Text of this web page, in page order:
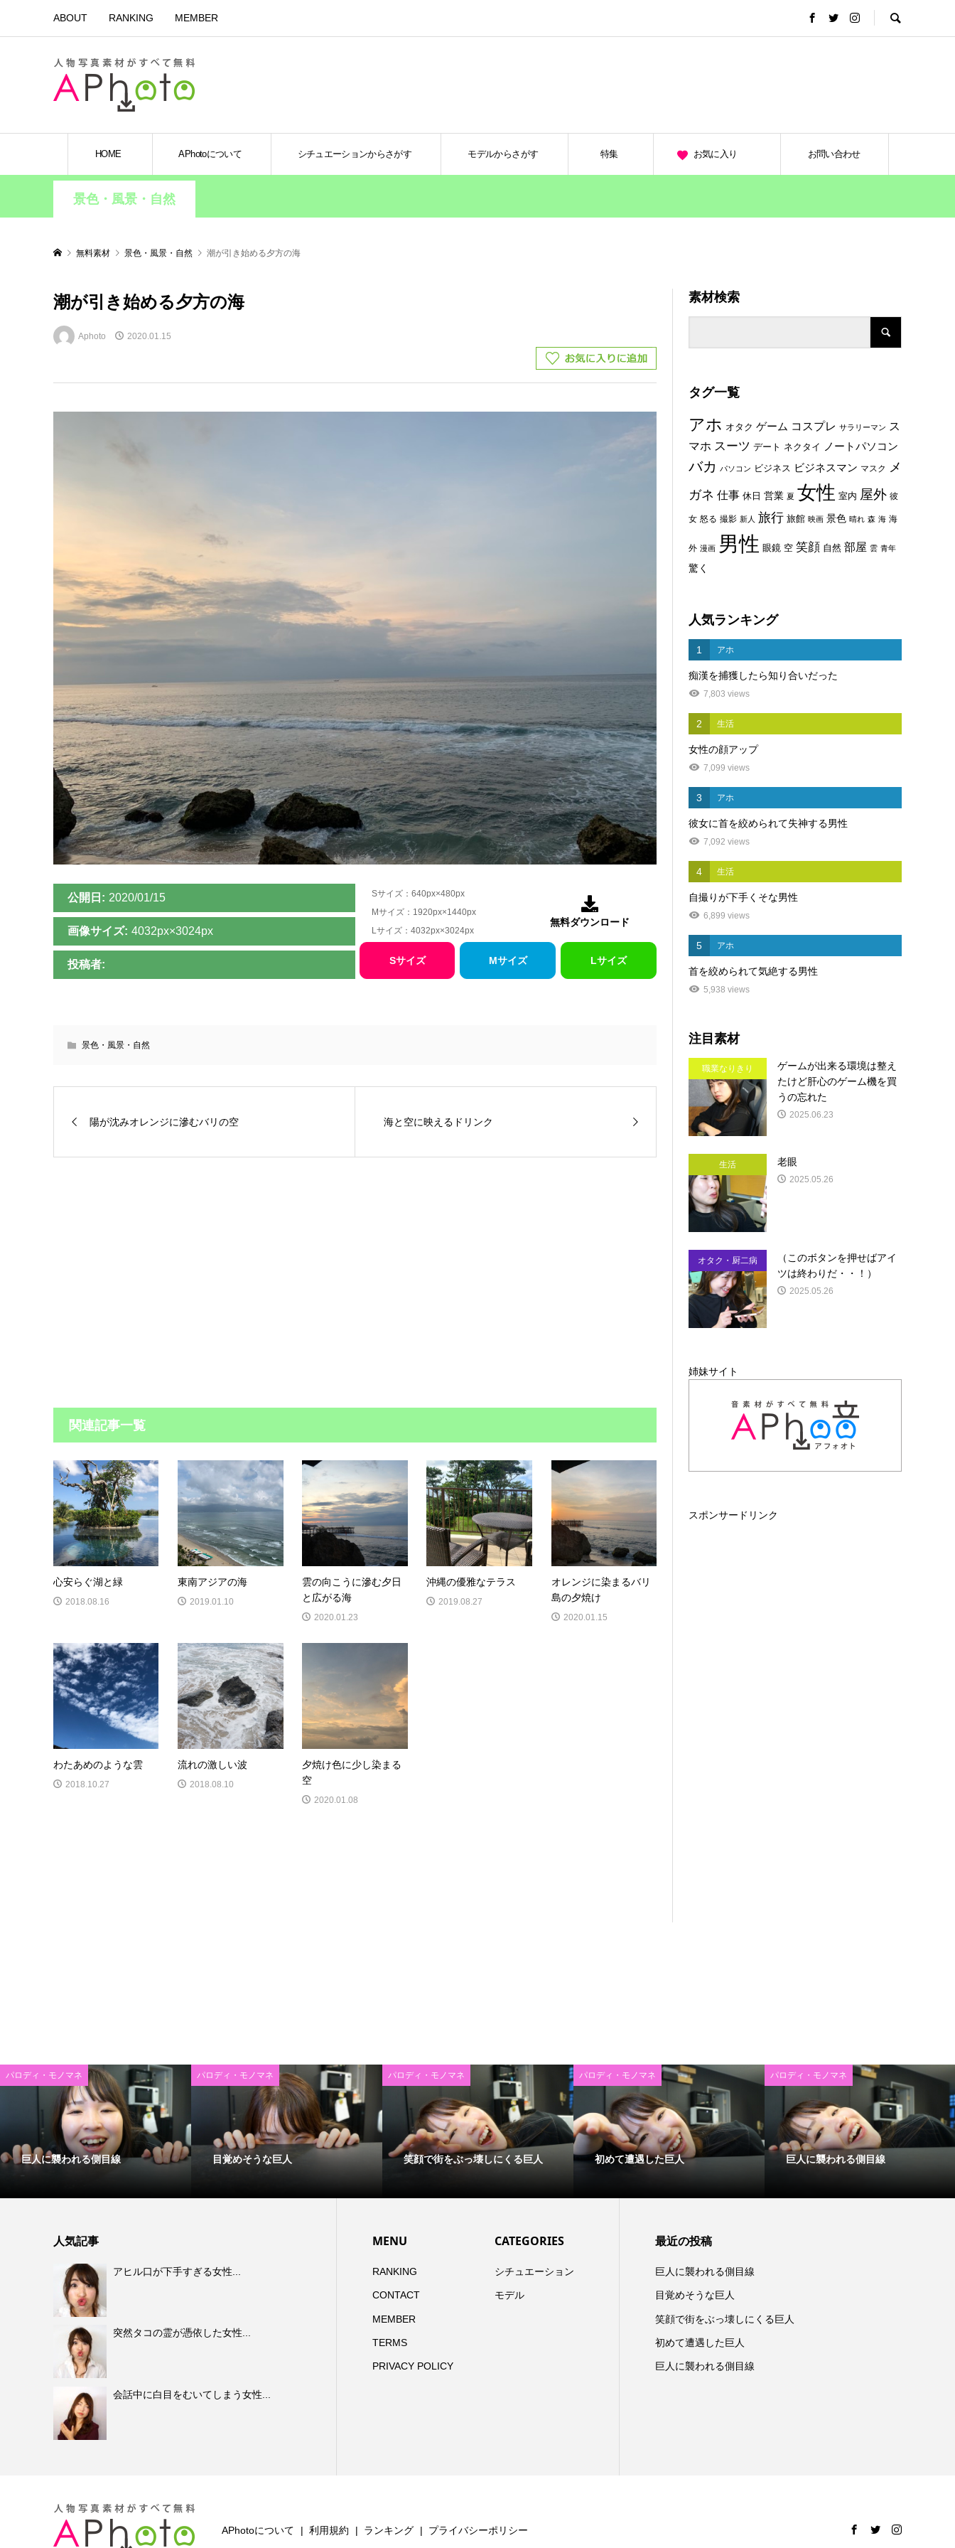
ABOUT RANKING MEMBER
HOME APhotoについて シチュエーションからさがす モデルからさがす 特集 お気に入り お問い合わせ
景色・風景・自然
無料素材 景色・風景・自然 潮が引き始める夕方の海
潮が引き始める夕方の海
Aphoto 2020.01.15
公開日: 2020/01/15
画像サイズ: 4032px×3024px
投稿者:
Sサイズ：640px×480px
Mサイズ：1920px×1440px
Lサイズ：4032px×3024px

無料ダウンロード
Sサイズ Mサイズ Lサイズ
景色・風景・自然
陽が沈みオレンジに滲むバリの空 海と空に映えるドリンク
関連記事一覧
心安らぐ湖と緑
2018.08.16
東南アジアの海
2019.01.10
雲の向こうに滲む夕日
と広がる海
2020.01.23
沖縄の優雅なテラス
2019.08.27
オレンジに染まるバリ
島の夕焼け
2020.01.15
わたあめのような雲
2018.10.27
流れの激しい波
2018.08.10
夕焼け色に少し染まる
空
2020.01.08
素材検索
タグ一覧
アホ オタク ゲーム コスプレ サラリーマン ス
マホ スーツ デート ネクタイ ノートパソコン
バカ パソコン ビジネス ビジネスマン マスク メ
ガネ 仕事 休日 営業 夏 女性 室内 屋外 彼
女 怒る 撮影 新人 旅行 旅館 映画 景色 晴れ 森 海 海
外 漫画 男性 眼鏡 空 笑顔 自然 部屋 雲 青年
驚く
人気ランキング
1 アホ
痴漢を捕獲したら知り合いだった
7,803 views
2 生活
女性の顔アップ
7,099 views
3 アホ
彼女に首を絞められて失神する男性
7,092 views
4 生活
自撮りが下手くそな男性
6,899 views
5 アホ
首を絞められて気絶する男性
5,938 views
注目素材
職業なりきり
ゲームが出来る環境は整え
たけど肝心のゲーム機を買
うの忘れた
2025.06.23
生活 老眼
2025.05.26
オタク・厨二病
（このボタンを押せばアイ
ツは終わりだ・・！）
2025.05.26
姉妹サイト
スポンサードリンク
パロディ・モノマネ
巨人に襲われる側目線
パロディ・モノマネ
目覚めそうな巨人
パロディ・モノマネ
笑顔で街をぶっ壊しにくる巨人
パロディ・モノマネ
初めて遭遇した巨人
パロディ・モノマネ
巨人に襲われる側目線
人気記事
アヒル口が下手すぎる女性...
突然タコの霊が憑依した女性...
会話中に白目をむいてしまう女性...
MENU
RANKING
CONTACT
MEMBER
TERMS
PRIVACY POLICY
CATEGORIES
シチュエーション
モデル
最近の投稿
巨人に襲われる側目線
目覚めそうな巨人
笑顔で街をぶっ壊しにくる巨人
初めて遭遇した巨人
巨人に襲われる側目線
APhotoについて 利用規約 ランキング プライバシーポリシー